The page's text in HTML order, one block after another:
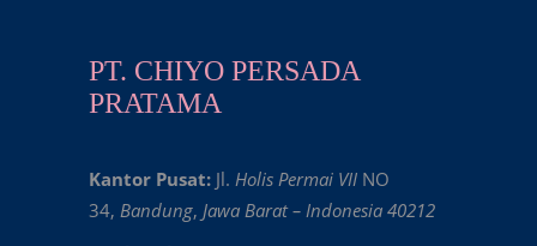
PT. CHIYO PERSADA
PRATAMA
Kantor Pusat: Jl. Holis Permai VII NO
34, Bandung, Jawa Barat – Indonesia 40212